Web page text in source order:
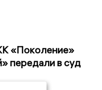
«Поколение»
передали в суд